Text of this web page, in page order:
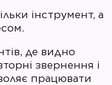
інструмент, а
де видно
звернення і
працювати